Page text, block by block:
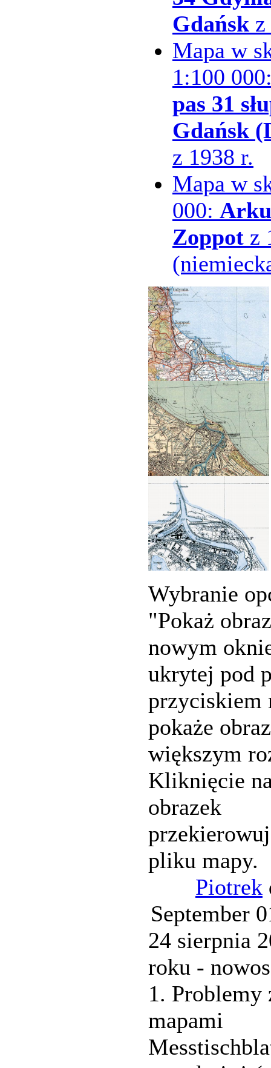
Gdańsk z
Mapa w
1:100
pas 31
Gdańsk
z 1938 r.
Mapa w
000:
Zoppot z
Wybranie
"Pokaż
nowym
ukrytej pod
przyciskiem
pokaże
większym
Kliknięcie
obrazek
pliku mapy.
Piotrek
September
24 sierpnia
roku -
1. Problemy
mapami